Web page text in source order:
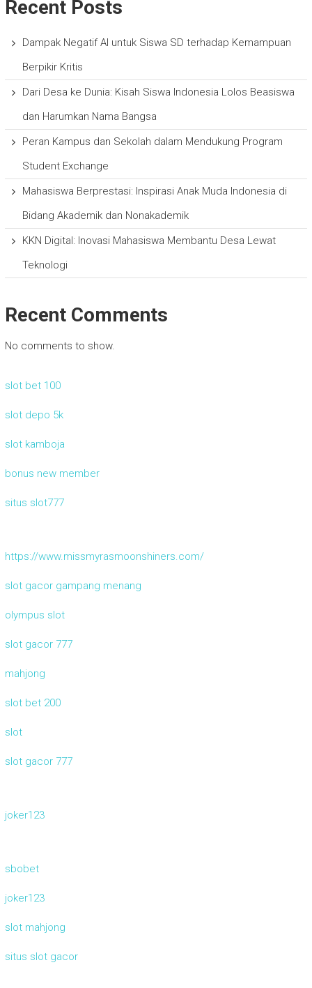
Recent Posts
Dampak Negatif AI untuk Siswa SD terhadap Kemampuan
Berpikir Kritis
Dari Desa ke Dunia: Kisah Siswa Indonesia Lolos Beasiswa
dan Harumkan Nama Bangsa
Peran Kampus dan Sekolah dalam Mendukung Program
Student Exchange
Mahasiswa Berprestasi: Inspirasi Anak Muda Indonesia di
Bidang Akademik dan Nonakademik
KKN Digital: Inovasi Mahasiswa Membantu Desa Lewat
Teknologi
Recent Comments
No comments to show.
slot bet 100
slot depo 5k
slot kamboja
bonus new member
situs slot777
https://www.missmyrasmoonshiners.com/
slot gacor gampang menang
olympus slot
slot gacor 777
mahjong
slot bet 200
slot
slot gacor 777
joker123
sbobet
joker123
slot mahjong
situs slot gacor